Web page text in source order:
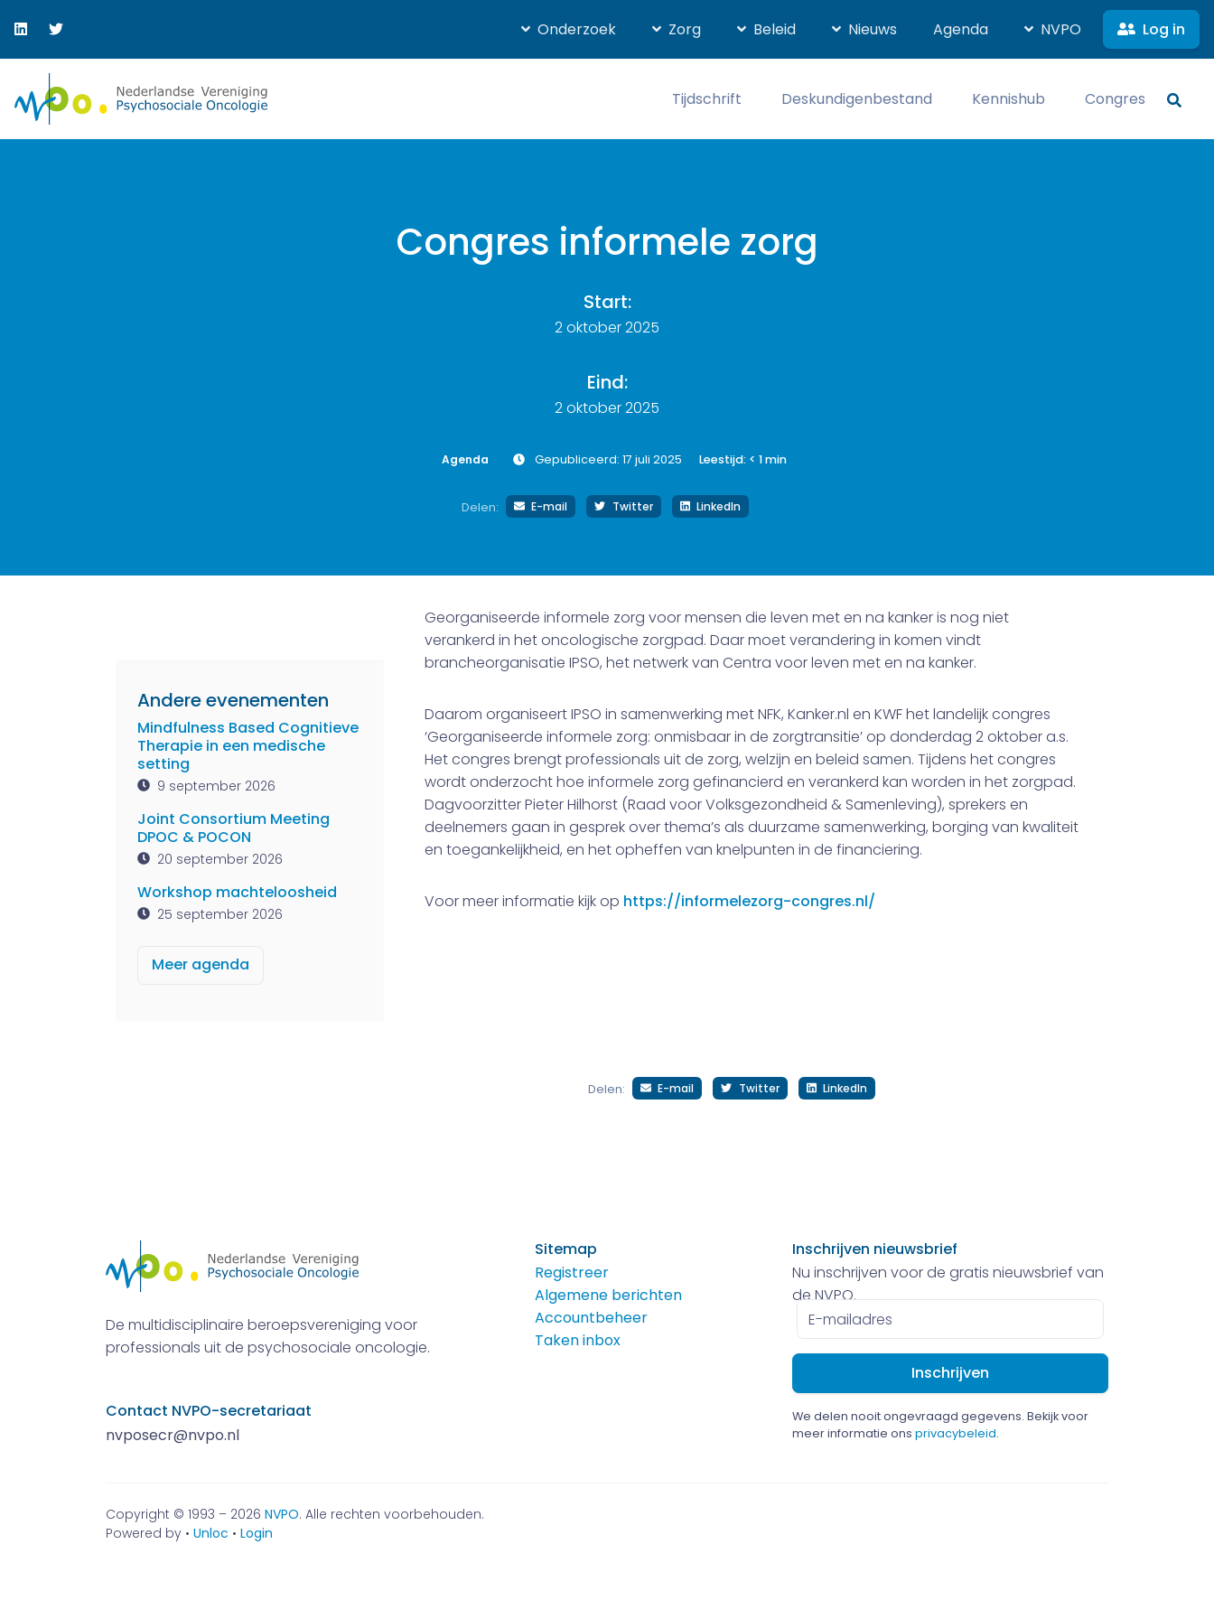
Onderzoek Zorg Beleid Nieuws Agenda NVPO Log in
Tijdschrift Deskundigenbestand Kennishub Congres
Congres informele zorg
Start:
2 oktober 2025
Eind:
2 oktober 2025
Agenda Gepubliceerd: 17 juli 2025 Leestijd: < 1min
Delen: E-mail Twitter LinkedIn
Andere evenementen
Mindfulness Based Cognitieve
Therapie in een medische
setting
9 september 2026
Joint Consortium Meeting
DPOC & POCON
20 september 2026
Workshop machteloosheid
25 september 2026
Meer agenda
Georganiseerde informele zorg voor mensen die leven met en na kanker is nog niet
verankerd in het oncologische zorgpad. Daar moet verandering in komen vindt
brancheorganisatie IPSO, het netwerk van Centra voor leven met en na kanker.
Daarom organiseert IPSO in samenwerking met NFK, Kanker.nl en KWF het landelijk congres
‘Georganiseerde informele zorg: onmisbaar in de zorgtransitie’ op donderdag 2 oktober a.s.
Het congres brengt professionals uit de zorg, welzijn en beleid samen. Tijdens het congres
wordt onderzocht hoe informele zorg gefinancierd en verankerd kan worden in het zorgpad.
Dagvoorzitter Pieter Hilhorst (Raad voor Volksgezondheid & Samenleving), sprekers en
deelnemers gaan in gesprek over thema’s als duurzame samenwerking, borging van kwaliteit
en toegankelijkheid, en het opheffen van knelpunten in de financiering.
Voor meer informatie kijk op https://informelezorg-congres.nl/
Delen: E-mail Twitter LinkedIn
De multidisciplinaire beroepsvereniging voor
professionals uit de psychosociale oncologie.
Contact NVPO-secretariaat
nvposecr@nvpo.nl
Sitemap
Registreer
Algemene berichten
Accountbeheer
Taken inbox
Inschrijven nieuwsbrief
Nu inschrijven voor de gratis nieuwsbrief van
de NVPO.
E-
mailadres
We delen nooit ongevraagd gegevens. Bekijk voor
meer informatie ons privacybeleid.
Copyright © 1993 – 2026 NVPO. Alle rechten voorbehouden.
Powered by • Unloc • Login